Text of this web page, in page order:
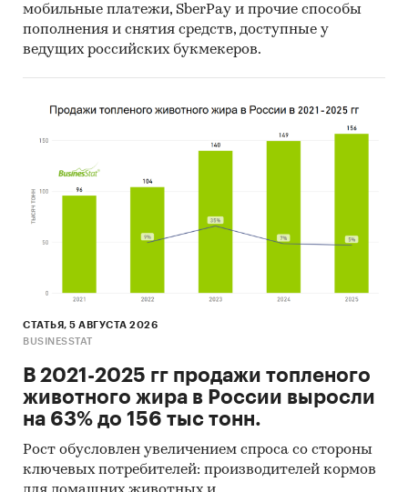
мобильные платежи, SberPay и прочие способы
пополнения и снятия средств, доступные у
ведущих российских букмекеров.
СТАТЬЯ, 5 АВГУСТА 2026
BUSINESSTAT
В 2021-2025 гг продажи топленого
животного жира в России выросли
на 63% до 156 тыс тонн.
Рост обусловлен увеличением спроса со стороны
ключевых потребителей: производителей кормов